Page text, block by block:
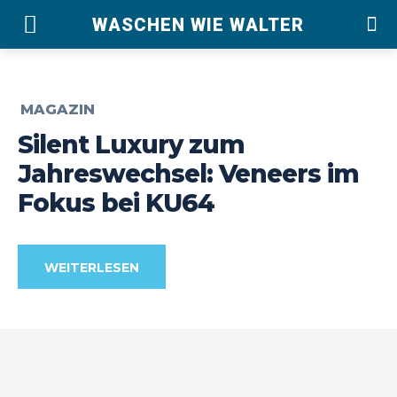
WASCHEN WIE WALTER
MAGAZIN
Silent Luxury zum
Jahreswechsel: Veneers im
Fokus bei KU64
WEITERLESEN